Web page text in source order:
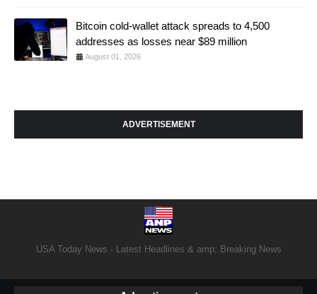
Bitcoin cold-wallet attack spreads to 4,500
addresses as losses near $89 million
August 01, 2026
ADVERTISEMENT
USA Today News - Latest Headlines & amp; Breaking News